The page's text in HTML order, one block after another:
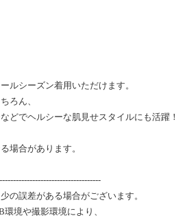
ルシーズン着用いただけます。
ろん、
どでヘルシーな肌見せスタイルにも活躍！
場合があります。
の誤差がある場合がございます。
境や撮影環境により、